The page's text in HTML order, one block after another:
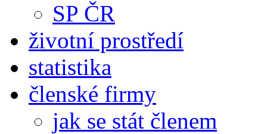
SP ČR
životní prostředí
statistika
členské firmy
jak se stát členem